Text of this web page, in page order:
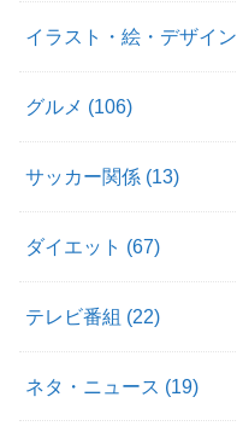
イラスト・絵・デザイン
グルメ (106)
サッカー関係 (13)
ダイエット (67)
テレビ番組 (22)
ネタ・ニュース (19)